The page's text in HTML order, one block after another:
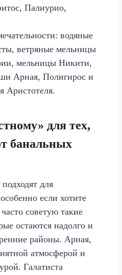
Палиурио,
водяные
ветряные мельницы
мельницы Никити,
Арная, Полигирос и
Аристотеля.
для тех,
банальных
для
если хотите
советую такие
остаются надолго и
районы. Арная,
атмосферой и
Галатиста